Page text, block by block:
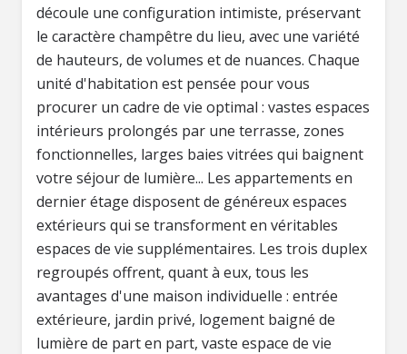
découle une configuration intimiste, préservant
le caractère champêtre du lieu, avec une variété
de hauteurs, de volumes et de nuances. Chaque
unité d'habitation est pensée pour vous
procurer un cadre de vie optimal : vastes espaces
intérieurs prolongés par une terrasse, zones
fonctionnelles, larges baies vitrées qui baignent
votre séjour de lumière... Les appartements en
dernier étage disposent de généreux espaces
extérieurs qui se transforment en véritables
espaces de vie supplémentaires. Les trois duplex
regroupés offrent, quant à eux, tous les
avantages d'une maison individuelle : entrée
extérieure, jardin privé, logement baigné de
lumière de part en part, vaste espace de vie